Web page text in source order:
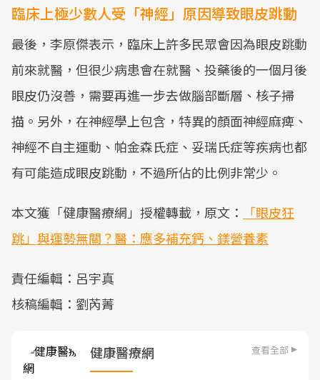
臨床上極少數人受「神經」原因導致眼皮跳動
最後，李原傑表示，臨床上許多民眾會因為眼皮跳動
前來就醫，但很少病患會在就醫、投藥後的一個月後
眼皮仍沒善，需要再進一步去做腦部斷層、核子掃
描。另外，在神經學上包含，特異的顏面神經麻痺、
神經不自主運動、帕金森氏症、妥瑞氏症等疾病也都
有可能造成眼皮跳動，不過所佔的比例非常少。
本文獲「健康醫療網」授權轉載，原文：
「眼皮狂
跳」與運勢無關？醫：應多補充鈣、鎂營養素
責任編輯：呂宇真
核稿編輯：劉芮菁
健康醫療網 查看全部